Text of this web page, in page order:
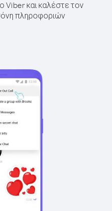
Viber και καλέστε τον
πληροφοριών